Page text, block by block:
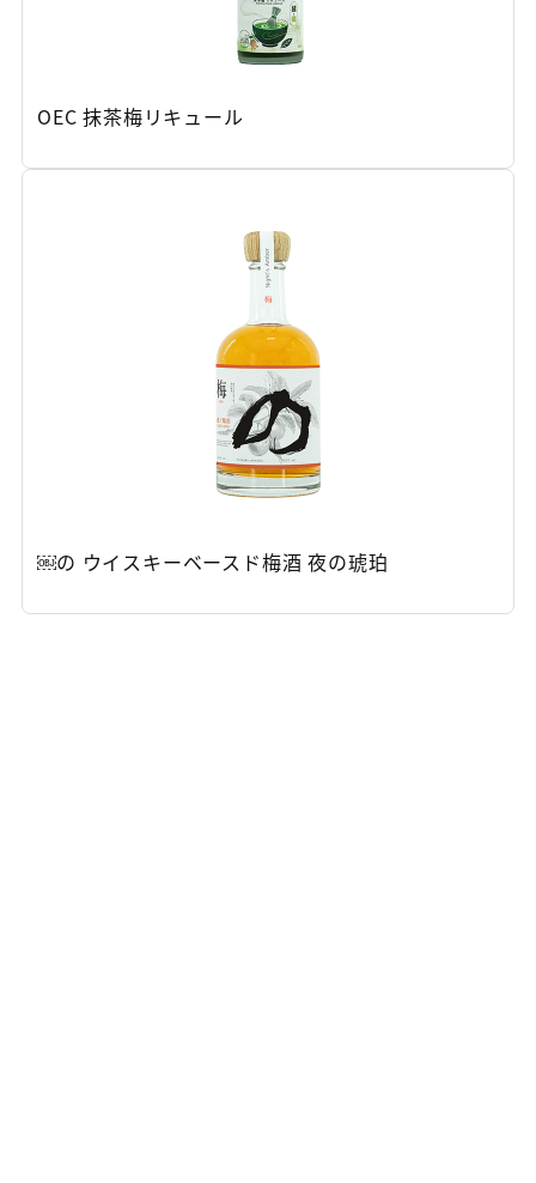
OEC 抹茶梅リキュール
￼の ウイスキーベースド梅酒 夜の琥珀